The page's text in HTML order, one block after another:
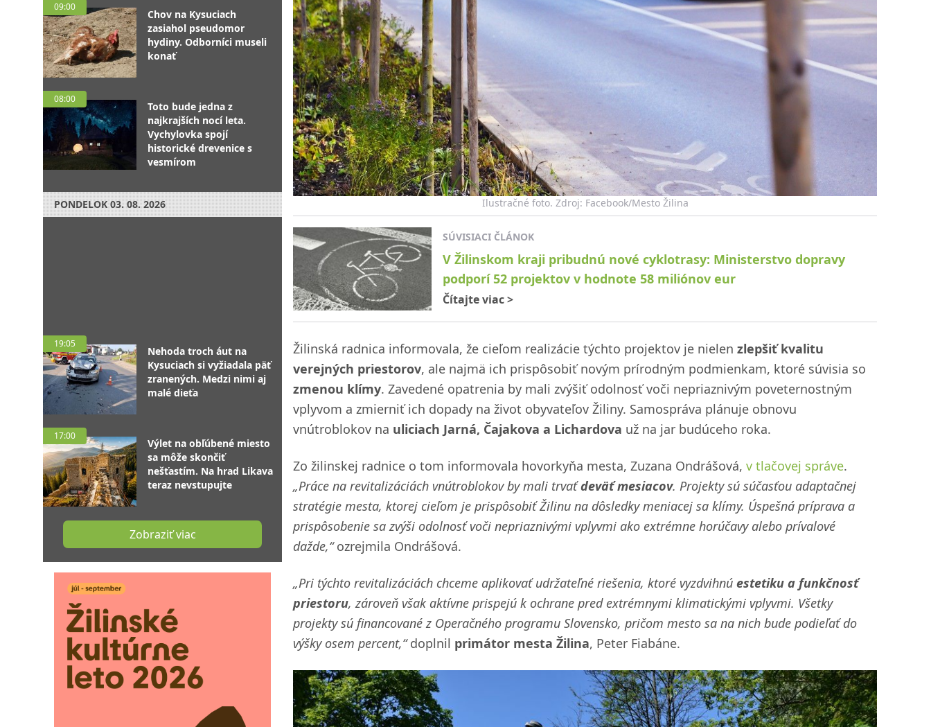
09:00
Chov na Kysuciach
zasiahol pseudomor
hydiny. Odborníci museli
konať
08:00
Toto bude jedna z
najkrajších nocí leta.
Vychylovka spojí
historické drevenice s
vesmírom
PONDELOK 03. 08. 2026
19:05
Nehoda troch áut na
Kysuciach si vyžiadala päť
zranených. Medzi nimi aj
malé dieťa
17:00
Výlet na obľúbené miesto
sa môže skončiť
nešťastím. Na hrad Likava
teraz nevstupujte
Zobraziť viac
Ilustračné foto. Zdroj: Facebook/Mesto Žilina
SÚVISIACI ČLÁNOK
V Žilinskom kraji pribudnú nové cyklotrasy: Ministerstvo dopravy
podporí 52 projektov v hodnote 58 miliónov eur
Čítajte viac>
Žilinská radnica informovala, že cieľom realizácie týchto projektov je nielen zlepšiť kvalitu
verejných priestorov, ale najmä ich prispôsobiť novým prírodným podmienkam, ktoré súvisia so
zmenou klímy. Zavedené opatrenia by mali zvýšiť odolnosť voči nepriaznivým poveternostným
vplyvom a zmierniť ich dopady na život obyvateľov Žiliny. Samospráva plánuje obnovu
vnútroblokov na uliciach Jarná, Čajakova a Lichardova už na jar budúceho roka.
Zo žilinskej radnice o tom informovala hovorkyňa mesta, Zuzana Ondrášová, v tlačovej správe.
„Práce na revitalizáciách vnútroblokov by mali trvaťdeväť mesiacov. Projekty sú súčasťou adaptačnej
stratégie mesta, ktorej cieľom je prispôsobiť Žilinu na dôsledky meniacej sa klímy. Úspešná príprava a
prispôsobenie sa zvýši odolnosť voči nepriaznivými vplyvmi ako extrémne horúčavy alebo prívalové
dažde,“ozrejmila Ondrášová.
„Pri týchto revitalizáciách chceme aplikovať udržateľné riešenia, ktoré vyzdvihnú estetiku a funkčnosť
priestoru, zároveň však aktívne prispejú k ochrane pred extrémnymi klimatickými vplyvmi. Všetky
projekty sú financované z Operačného programu Slovensko, pričom mesto sa na nich bude podieľať do
výšky osem percent,“doplnil primátor mesta Žilina, Peter Fiabáne.